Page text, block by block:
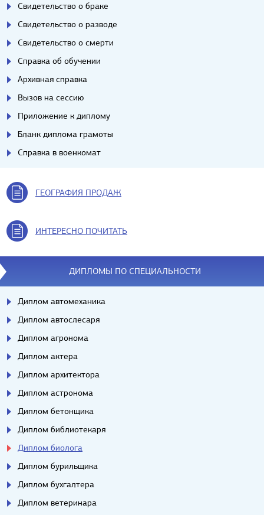
Свидетельство о браке
Свидетельство о разводе
Свидетельство о смерти
Справка об обучении
Архивная справка
Вызов на сессию
Приложение к диплому
Бланк диплома грамоты
Справка в военкомат
ГЕОГРАФИЯ ПРОДАЖ
ИНТЕРЕСНО ПОЧИТАТЬ
ДИПЛОМЫ ПО СПЕЦИАЛЬНОСТИ
Диплом автомеханика
Диплом автослесаря
Диплом агронома
Диплом актера
Диплом архитектора
Диплом астронома
Диплом бетонщика
Диплом библиотекаря
Диплом биолога
Диплом бурильщика
Диплом бухгалтера
Диплом ветеринара